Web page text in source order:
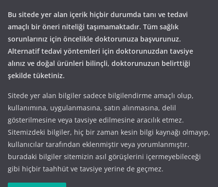
Bu sitede yer alan içerik hiçbir durumda tanı ve tedavi
amaçlı bir öneri niteliği taşımamaktadır. Tüm sağlık
sorunlarınız için öncelikle doktorunuza başvurunuz.
Alternatif tedavi yöntemleri için doktorunuzdan tavsiye
alınız ve doğal ürünleri bilinçli, doktorunuzun belirttiği
şekilde tüketiniz.
Sitede yer alan bilgiler sadece bilgilendirme amaçlı olup,
kullanımına, uygulanmasına, satın alınmasına, delil
gösterilmesine veya tavsiye edilmesine aracılık etmez.
Sitemizdeki bilgiler, hiç bir zaman kesin bilgi kaynağı olmayıp,
kullanıcılar tarafından eklenmiştir veya yorumlanmıştır.
buradaki bilgiler sitemizin asıl görüşlerini içermeyebileceği
gibi hiçbir taahhüt ve tavsiye yerine de geçmez.